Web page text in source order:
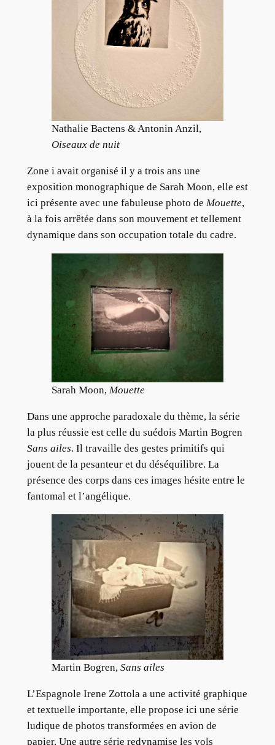
Nathalie Bactens & Antonin Anzil,
Oiseaux de nuit
Zone i avait organisé il y a trois ans une
exposition monographique de Sarah Moon, elle est
ici présente avec une fabuleuse photo de Mouette,
à la fois arrêtée dans son mouvement et tellement
dynamique dans son occupation totale du cadre.
Sarah Moon, Mouette
Dans une approche paradoxale du thème, la série
la plus réussie est celle du suédois Martin Bogren
Sans ailes. Il travaille des gestes primitifs qui
jouent de la pesanteur et du déséquilibre. La
présence des corps dans ces images hésite entre le
fantomal et l’angélique.
Martin Bogren, Sans ailes
L’Espagnole Irene Zottola a une activité graphique
et textuelle importante, elle propose ici une série
ludique de photos transformées en avion de
papier. Une autre série redynamise les vols